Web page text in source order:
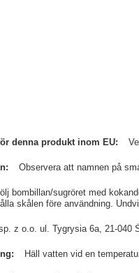
denna produkt inom EU
Observera att namnen på
bombillan/sugröret med
skålen före användning.
z o.o. ul. Tygrysia 6a, 21-040
Häll vatten vid en